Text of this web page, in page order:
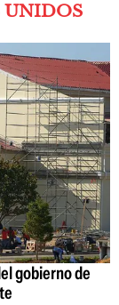
UNIDOS
gobierno de